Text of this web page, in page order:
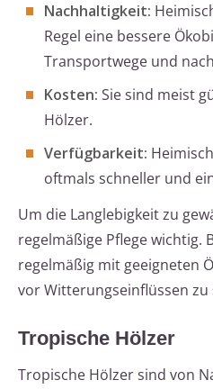
Nachhaltigkeit:
Regel eine bessere
Transportwege und
Kosten: Sie sind meist
Hölzer.
Verfügbarkeit:
oftmals schneller und
Um die Langlebigkeit zu
regelmäßige Pflege wichtig.
regelmäßig mit geeigneten
vor Witterungseinflüssen zu
Tropische Hölzer
Tropische Hölzer sind von